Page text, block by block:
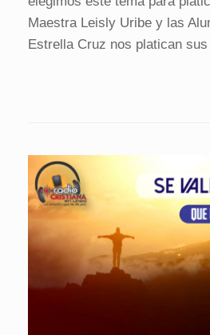
Maestra Leisly Uribe y las
Estrella Cruz nos platican